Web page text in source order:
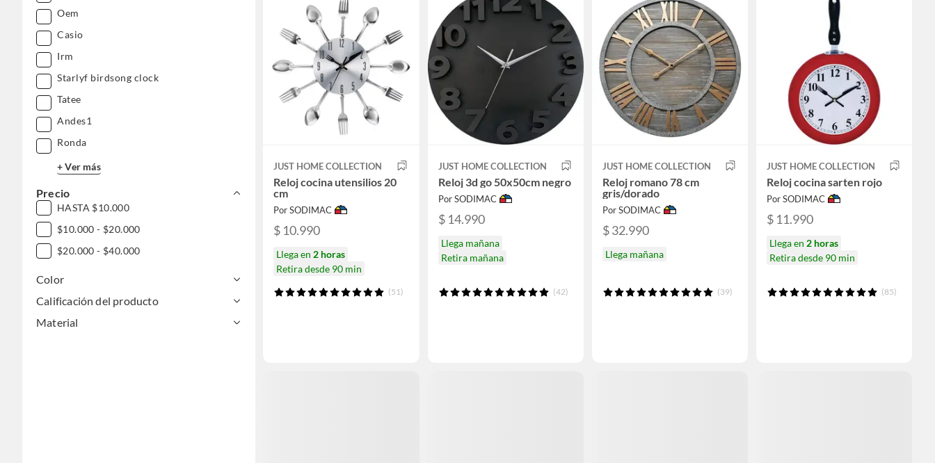
Oem
Casio
Irm
Starlyf birdsong clock
Tatee
Andes1
Ronda
+ Ver más
Precio
HASTA $10.000
$10.000 - $20.000
$20.000 - $40.000
Color
Calificación del producto
Material
JUST HOME COLLECTION
Reloj cocina utensilios 20
cm
Por SODIMAC
$ 10.990
Llega en 2 horas
Retira desde 90 min
(51)
JUST HOME COLLECTION
Reloj 3d go 50x50cm negro
Por SODIMAC
$ 14.990
Llega mañana
Retira mañana
(42)
JUST HOME COLLECTION
Reloj romano 78 cm
gris/dorado
Por SODIMAC
$ 32.990
Llega mañana
(39)
JUST HOME COLLECTION
Reloj cocina sarten rojo
Por SODIMAC
$ 11.990
Llega en 2 horas
Retira desde 90 min
(85)